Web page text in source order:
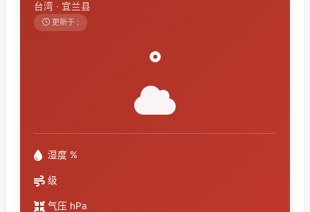
台湾 · 宜兰县
更新于 :
°
湿度 %
级
气压 hPa